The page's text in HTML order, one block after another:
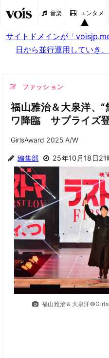
音楽 エンタメ
サイトドメインが「
日から並行運用していき
ファッション
福山雅治＆大泉洋、
ワ降臨 サプライズ
GirlsAward 2025 A/W
編集部 25年10月18日21
福山雅治＆大泉洋